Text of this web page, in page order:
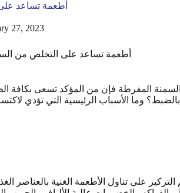
أطعمة تساعد
27, 2023
أطعمة تساعد على التخلص من
السمنة المفرطة فإن من المؤكد تسعى بكافة
وما الأسباب الرئيسية التي تؤدي
على تناول الأطعمة الغنية بالعناصر